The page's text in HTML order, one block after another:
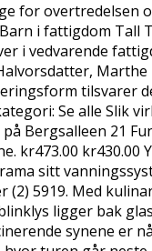
for overtredelsen
i fattigdom Tall
i vedvarende
tilsvarer
Se alle Slik
Bergsalleen 21
kr473.00 kr430.00
sitt
(2) 5919. Med
ligger bak
synene er